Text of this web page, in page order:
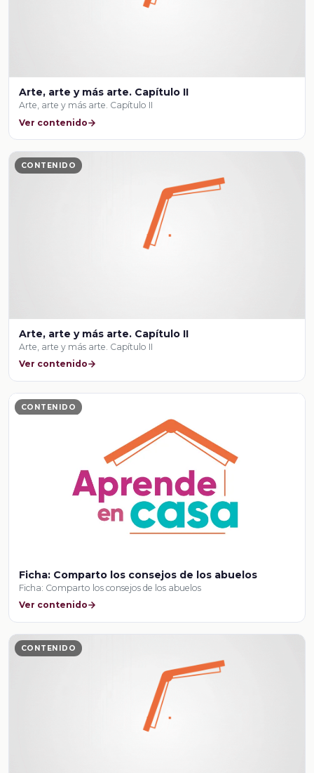
Arte, arte y más arte. Capítulo II
Arte, arte y más arte. Capítulo II
Ver contenido
CONTENIDO
Arte, arte y más arte. Capítulo II
Arte, arte y más arte. Capítulo II
Ver contenido
CONTENIDO
Ficha: Comparto los consejos de los abuelos
Ficha: Comparto los consejos de los abuelos
Ver contenido
CONTENIDO